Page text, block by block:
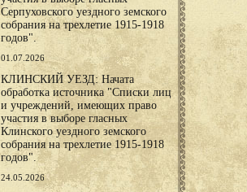
Серпуховского уездного земского
собрания на трехлетие 1915-1918
годов".
01.07.2026
КЛИНСКИЙ УЕЗД: Начата
обработка источника "Списки лиц
и учреждений, имеющих право
участия в выборе гласных
Клинского уездного земского
собрания на трехлетие 1915-1918
годов".
24.05.2026